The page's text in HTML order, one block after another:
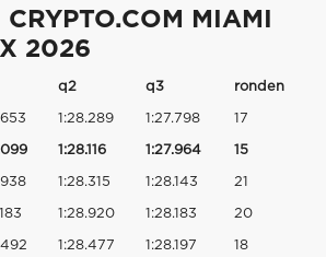
MIAMI
2026
q2 q3 ronden
1:28.289 1:27.798 17
1:28.116 1:27.964 15
1:28.315 1:28.143 21
1:28.920 1:28.183 20
1:28.477 1:28.197 18